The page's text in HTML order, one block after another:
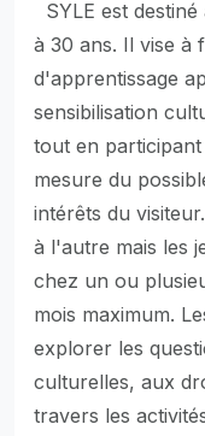
SYLE est
à 30 ans. Il vise à
d'apprentissage
sensibilisation
tout en
mesure du
intérêts du
à l'autre mais les
chez un ou
mois maximum.
explorer les
culturelles, aux
travers les